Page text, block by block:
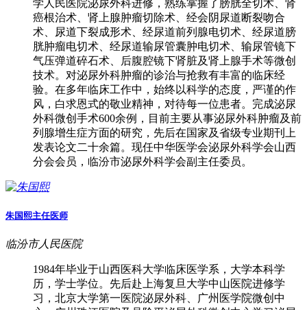
学人民医院泌尿外科进修，熟练掌握了膀胱全切术、肾
癌根治术、肾上腺肿瘤切除术、经会阴尿道断裂吻合
术、尿道下裂成形术、经尿道前列腺电切术、经尿道膀
胱肿瘤电切术、经尿道输尿管囊肿电切术、输尿管镜下
气压弹道碎石术、后腹腔镜下肾脏及肾上腺手术等微创
技术。对泌尿外科肿瘤的诊治与抢救有丰富的临床经
验。在多年临床工作中，始终以科学的态度，严谨的作
风，白求恩式的敬业精神，对待每一位患者。完成泌尿
外科微创手术600余例，目前主要从事泌尿外科肿瘤及前
列腺增生症方面的研究，先后在国家及省级专业期刊上
发表论文二十余篇。现任中华医学会泌尿外科学会山西
分会会员，临汾市泌尿外科学会副主任委员。
朱国熙主任医师
临汾市人民医院
1984年毕业于山西医科大学临床医学系，大学本科学
历，学士学位。先后赴上海复旦大学中山医院进修学
习，北京大学第一医院泌尿外科、广州医学院微创中